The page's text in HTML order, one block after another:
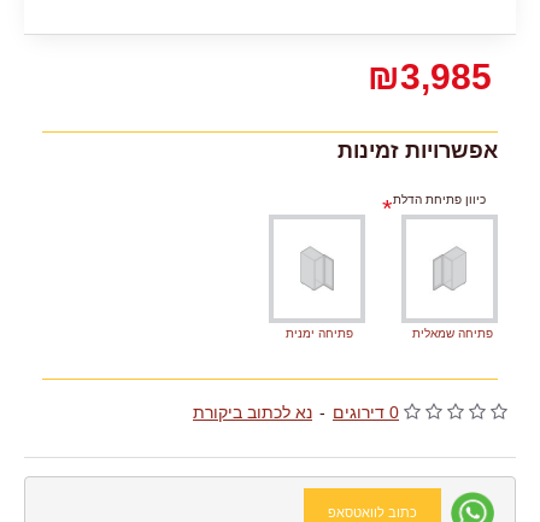
0 דירוגים - נא לכתוב ביקורת
₪3,985
אפשרויות זמינות
כיוון פתיחת הדלת
פתיחה שמאלית פתיחה ימנית
כתוב לוואטסאפ